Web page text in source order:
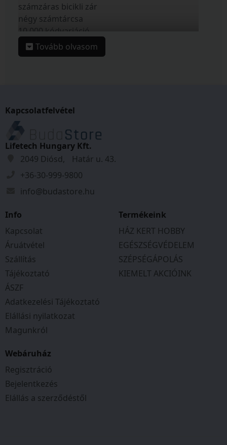
számzáras bicikli zár
négy számtárcsa
10.000 kódvariáció
átkódolható számkombináció
hosszú acél sodrony műanyag bevonattal
Zárszerkezet:
Számzáras
Hossz:
1800mm
Tömeg:
0,26kg
Tovább olvasom
Kapcsolatfelvétel
Lifetech Hungary Kft.
2049 Diósd, Határ u. 43.
+36-30-999-9800
info@budastore.hu
Info
Kapcsolat
Áruátvétel
Szállítás
Tájékoztató
ÁSZF
Adatkezelési Tájékoztató
Elállási nyilatkozat
Magunkról
Termékeink
HÁZ KERT HOBBY
EGÉSZSÉGVÉDELEM
SZÉPSÉGÁPOLÁS
KIEMELT AKCIÓINK
Webáruház
Regisztráció
Bejelentkezés
Elállás a szerződéstől